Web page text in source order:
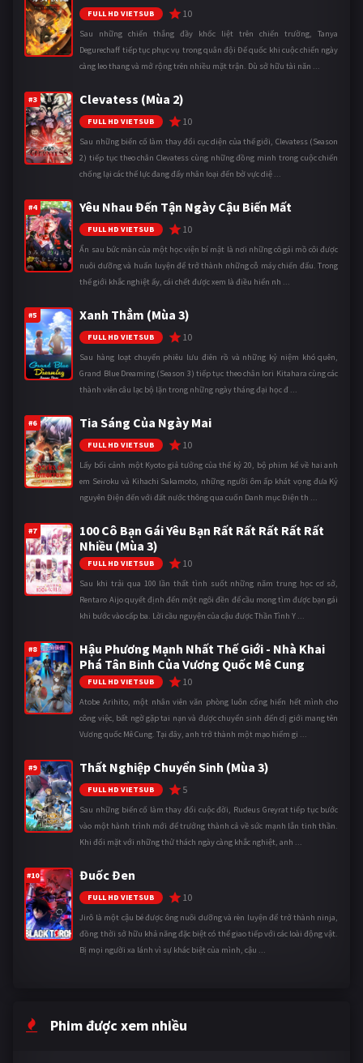
FULL HD VIETSUB 10
Sau những chiến thắng đầy khốc liệt trên chiến trường, Tanya
Degurechaff tiếp tục phục vụ trong quân đội Đế quốc khi cuộc chiến ngày
càng leo thang và mở rộng trên nhiều mặt trận. Dù sở hữu tài năn ...
#3 Clevatess (Mùa 2)
FULL HD VIETSUB 10
Sau những biến cố làm thay đổi cục diện của thế giới, Clevatess (Season
2) tiếp tục theo chân Clevatess cùng những đồng minh trong cuộc chiến
chống lại các thế lực đang đẩy nhân loại đến bờ vực diệ ...
#4 Yêu Nhau Đến Tận Ngày Cậu Biến Mất
FULL HD VIETSUB 10
Ẩn sau bức màn của một học viện bí mật là nơi những cô gái mồ côi được
nuôi dưỡng và huấn luyện để trở thành những cỗ máy chiến đấu. Trong
thế giới khắc nghiệt ấy, cái chết được xem là điều hiển nh ...
#5 Xanh Thẳm (Mùa 3)
FULL HD VIETSUB 10
Sau hàng loạt chuyến phiêu lưu điên rồ và những kỷ niệm khó quên,
Grand Blue Dreaming (Season 3) tiếp tục theo chân Iori Kitahara cùng các
thành viên câu lạc bộ lặn trong những ngày tháng đại học đ ...
#6 Tia Sáng Của Ngày Mai
FULL HD VIETSUB 10
Lấy bối cảnh một Kyoto giả tưởng của thế kỷ 20, bộ phim kể về hai anh
em Seiroku và Kihachi Sakamoto, những người ôm ấp khát vọng đưa Kỷ
nguyên Điện đến với đất nước thông qua cuốn Danh mục Điện th ...
#7
100 Cô Bạn Gái Yêu Bạn Rất Rất Rất Rất Rất
Nhiều (Mùa 3)
FULL HD VIETSUB 10
Sau khi trải qua 100 lần thất tình suốt những năm trung học cơ sở,
Rentaro Aijo quyết định đến một ngôi đền để cầu mong tìm được bạn gái
khi bước vào cấp ba. Lời cầu nguyện của cậu được Thần Tình Y ...
#8
Hậu Phương Mạnh Nhất Thế Giới - Nhà Khai
Phá Tân Binh Của Vương Quốc Mê Cung
FULL HD VIETSUB 10
Atobe Arihito, một nhân viên văn phòng luôn cống hiến hết mình cho
công việc, bất ngờ gặp tai nạn và được chuyển sinh đến dị giới mang tên
Vương quốc Mê Cung. Tại đây, anh trở thành một mạo hiểm gi ...
#9 Thất Nghiệp Chuyển Sinh (Mùa 3)
FULL HD VIETSUB 5
Sau những biến cố làm thay đổi cuộc đời, Rudeus Greyrat tiếp tục bước
vào một hành trình mới để trưởng thành cả về sức mạnh lẫn tinh thần.
Khi đối mặt với những thử thách ngày càng khắc nghiệt, anh ...
#10 Đuốc Đen
FULL HD VIETSUB 10
Jirô là một cậu bé được ông nuôi dưỡng và rèn luyện để trở thành ninja,
đồng thời sở hữu khả năng đặc biệt có thể giao tiếp với các loài động vật.
Bị mọi người xa lánh vì sự khác biệt của mình, cậu ...
Phim được xem nhiều